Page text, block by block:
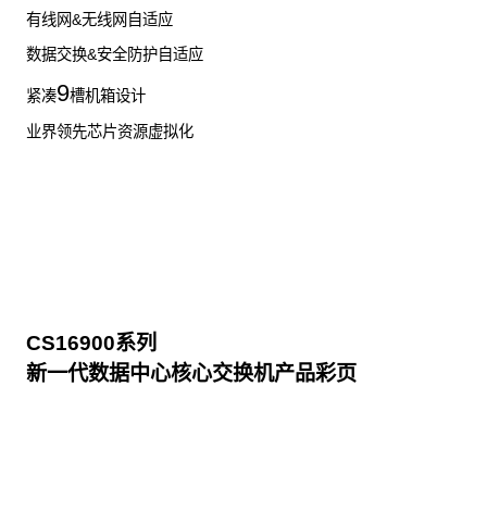
有线网&无线网自适应
数据交换&安全防护自适应
紧凑9槽机箱设计
业界领先芯片资源虚拟化
CS16900系列
新一代数据中心核心交换机产品彩页